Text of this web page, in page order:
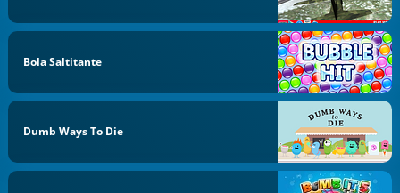
Bola Saltitante
Dumb Ways To Die